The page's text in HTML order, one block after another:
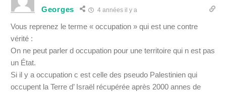
Georges 4 années il y a
Vous reprenez le terme « occupation » qui est une contre
vérité :
On ne peut parler d occupation pour une territoire qui n est pas
un État.
Si il y a occupation c est celle des pseudo Palestinien qui
occupent la Terre d’ Israël récupérée après 2000 annes de